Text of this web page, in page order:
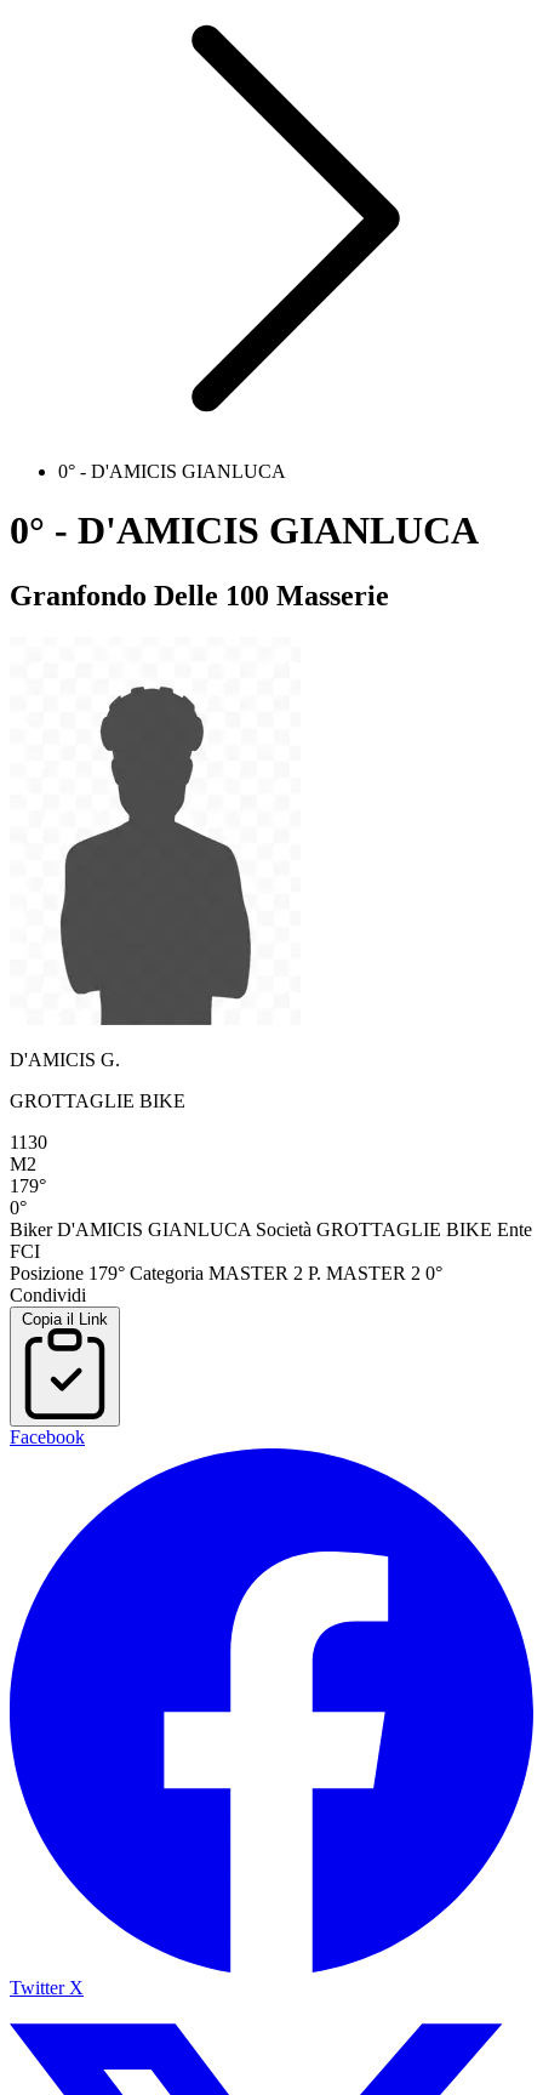
0° - D'AMICIS GIANLUCA
0° - D'AMICIS GIANLUCA
Granfondo Delle 100 Masserie
D'AMICIS G.
GROTTAGLIE BIKE
1130
M2
179°
0°
Biker D'AMICIS GIANLUCA Società GROTTAGLIE BIKE Ente
FCI
Posizione 179° Categoria MASTER 2 P. MASTER 2 0°
Condividi
Copia il Link
Facebook
Twitter X